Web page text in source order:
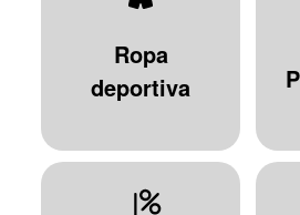
Ropa
deportiva